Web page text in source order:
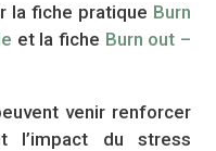
la fiche pratique Burn
et la fiche Burn out –
venir renforcer
l’impact du stress